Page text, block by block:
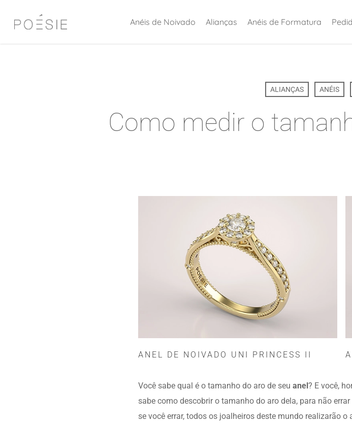
Anéis de Noivado Alianças Anéis de Formatura
ALIANÇAS ANÉIS
Como medir o
ANEL DE NOIVADO UNI PRINCESS II
Você sabe qual é o tamanho do aro de seu anel? E você,
sabe como descobrir o tamanho do aro dela, para não
se você errar, todos os joalheiros deste mundo realizarão